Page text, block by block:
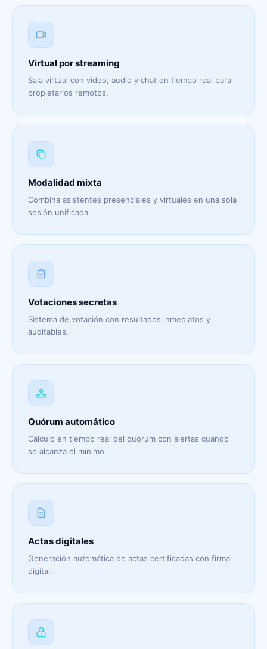
Virtual por streaming
Sala virtual con video, audio y chat en tiempo real para
propietarios remotos.
Modalidad mixta
Combina asistentes presenciales y virtuales en una sola
sesión unificada.
Votaciones secretas
Sistema de votación con resultados inmediatos y
auditables.
Quórum automático
Cálculo en tiempo real del quórum con alertas cuando
se alcanza el mínimo.
Actas digitales
Generación automática de actas certificadas con firma
digital.